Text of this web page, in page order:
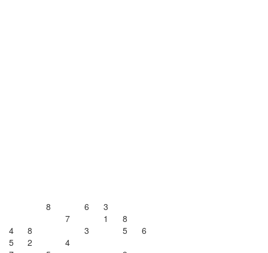
8 6
3
7
1
8
4
8 3 5
6
5
2
4